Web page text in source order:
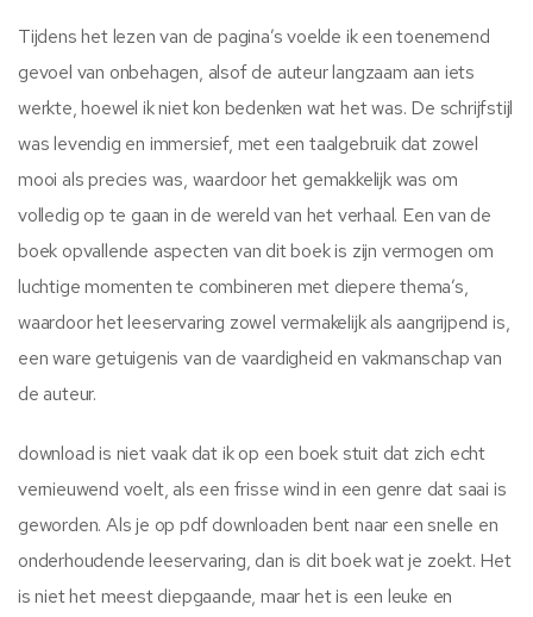
Tijdens het lezen van de pagina’s voelde ik een toenemend
gevoel van onbehagen, alsof de auteur langzaam aan iets
werkte, hoewel ik niet kon bedenken wat het was. De schrijfstijl
was levendig en immersief, met een taalgebruik dat zowel
mooi als precies was, waardoor het gemakkelijk was om
volledig op te gaan in de wereld van het verhaal. Een van de
boek opvallende aspecten van dit boek is zijn vermogen om
luchtige momenten te combineren met diepere thema’s,
waardoor het leeservaring zowel vermakelijk als aangrijpend is,
een ware getuigenis van de vaardigheid en vakmanschap van
de auteur.
download is niet vaak dat ik op een boek stuit dat zich echt
vernieuwend voelt, als een frisse wind in een genre dat saai is
geworden. Als je op pdf downloaden bent naar een snelle en
onderhoudende leeservaring, dan is dit boek wat je zoekt. Het
is niet het meest diepgaande, maar het is een leuke en